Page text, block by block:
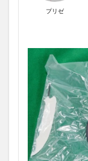
プリゼ